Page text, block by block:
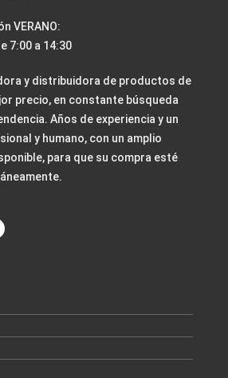
VERANO:
7:00 a 14:30
y distribuidora de productos de
precio, en constante búsqueda
Años de experiencia y un
y humano, con un amplio
para que su compra esté